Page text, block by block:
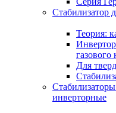
Стабилизатор
Теория:
газового
Для
инверторные